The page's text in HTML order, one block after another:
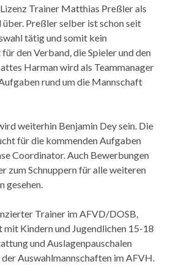
Trainer Matthias Preßler als
Preßler selber ist schon seit
tätig und somit kein
den Verband, die Spieler und den
Harman wird als Teammanager
rund um die Mannschaft
weiterhin Benjamin Dey sein. Die
für die kommenden Aufgaben
Coordinator. Auch Bewerbungen
zum Schnuppern für alle weiteren
gesehen.
Trainer im AFVD/DOSB,
Kindern und Jugendlichen 15-18
und Auslagenpauschalen
Auswahlmannschaften im AFVH.